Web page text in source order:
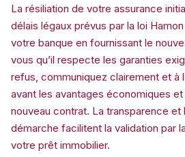
La résiliation de votre assurance
délais légaux prévus par la loi
votre banque en fournissant le
vous qu’il respecte les garanties
refus, communiquez clairement et à
avant les avantages économiques
nouveau contrat. La transparence et
démarche facilitent la validation par
votre prêt immobilier.